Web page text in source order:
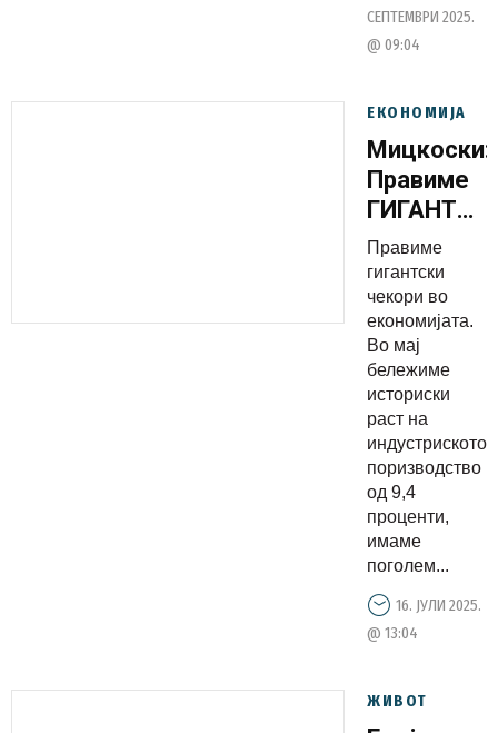
СЕПТЕМВРИ 2025.
@ 09:04
ЕКОНОМИЈА
Мицкоски:
Правиме
ЧЕКОРИ
во
Правиме
гигантски
чекори во
економијата.
Во мај
бележиме
историски
раст на
индустриското
поризводство
од 9,4
проценти,
имаме
поголем...
16. ЈУЛИ 2025.
@ 13:04
ЖИВОТ